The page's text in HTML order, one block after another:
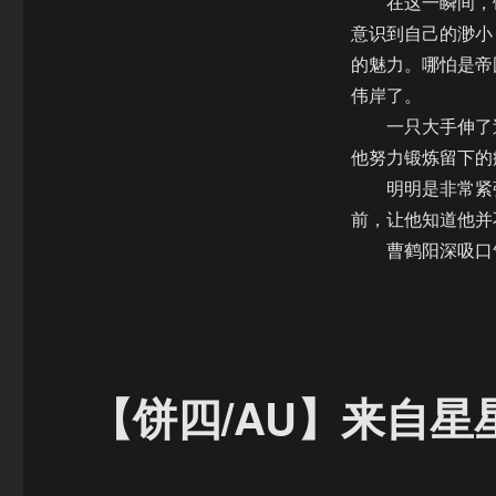
意识到自己的渺
的魅力。哪怕是
伟岸了。
一只大手伸了
他努力锻炼留下
明明是非常紧
前，让他知道他
曹鹤阳深吸口
【饼四/AU】来自